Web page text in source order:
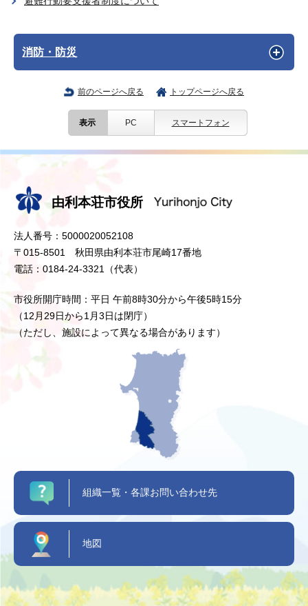
消防・防災
前のページへ戻る トップページへ戻る
表示 PC スマートフォン
由利本荘市役所
法人番号：5000020052108
〒015-8501 秋田県由利本荘市尾崎17番地
電話：0184-24-3321（代表）
市役所開庁時間：平日 午前8時30分から午後5時15分
（12月29日から1月3日は閉庁）
（ただし、施設によって異なる場合があります）
組織一覧・各課お問い合わせ先
地図